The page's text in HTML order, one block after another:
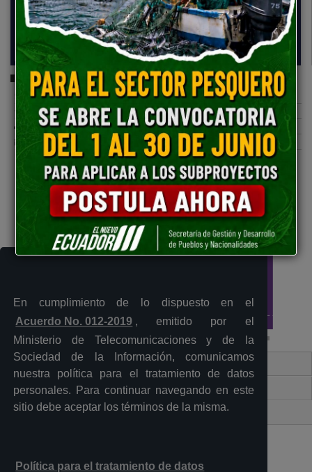
En cumplimiento de lo dispuesto en el
Acuerdo No. 012-2019 , emitido por el
Ministerio de Telecomunicaciones y de la
Sociedad de la Información, comunicamos
nuestra política para el tratamiento de datos
personales. Para continuar navegando en este
sitio debe aceptar los términos de la misma.
Política para el tratamiento de datos
Comparte esta publicación:
Tweet
Compartir
Imprimir
Mail
Entérate
Contacto Ciudadano Digital
Portal Trámites Ciudadanos
Sistema Nacional de Información (SNI)